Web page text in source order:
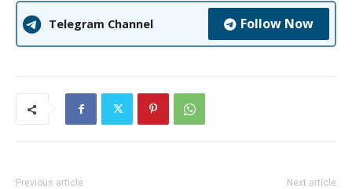
Telegram Channel Follow Now
Previous article Next article